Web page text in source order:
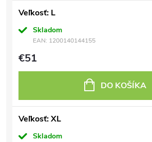
Veľkosť: L
Skladom
EAN: 1200140144155
€51
DO KOŠÍKA
Veľkosť: XL
Skladom